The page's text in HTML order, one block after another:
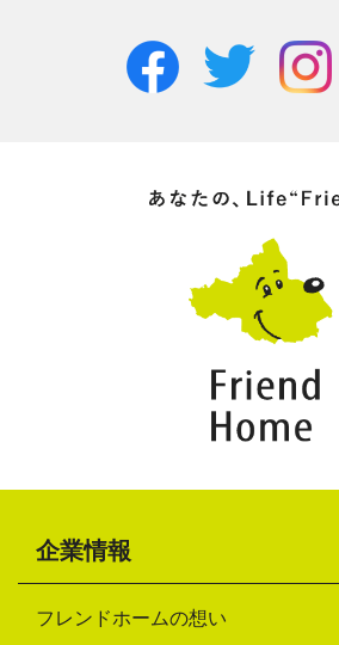
企業情報
フレンドホームの想い